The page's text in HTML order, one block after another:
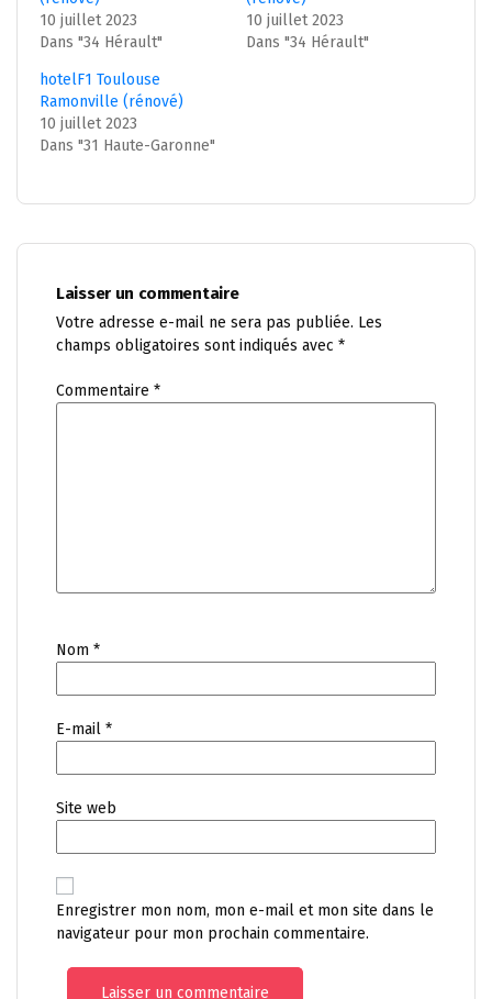
10 juillet 2023
Dans "34 Hérault"
10 juillet 2023
Dans "34 Hérault"
hotelF1 Toulouse
Ramonville (rénové)
10 juillet 2023
Dans "31 Haute-Garonne"
Laisser un commentaire
Votre adresse e-mail ne sera pas publiée. Les
champs obligatoires sont indiqués avec *
Commentaire *
Nom *
E-mail *
Site web
Enregistrer mon nom, mon e-mail et mon site dans le
navigateur pour mon prochain commentaire.